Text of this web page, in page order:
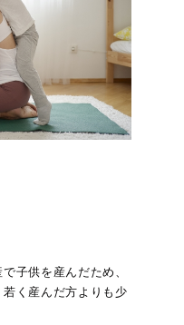
子供を産んだため、
く産んだ方よりも少